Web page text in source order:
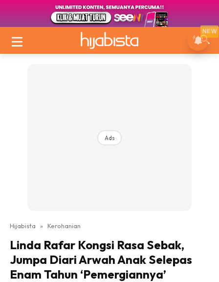
Ads
Hijabista » Kerohanian
Linda Rafar Kongsi Rasa Sebak,
Jumpa Diari Arwah Anak Selepas
Enam Tahun ‘Pemergiannya’
NEW